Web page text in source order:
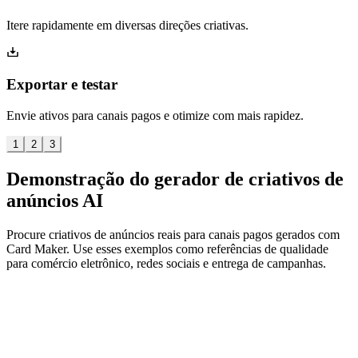
Itere rapidamente em diversas direções criativas.
Exportar e testar
Envie ativos para canais pagos e otimize com mais rapidez.
1 2 3
Demonstração do gerador de criativos de
anúncios AI
Procure criativos de anúncios reais para canais pagos gerados com
Card Maker. Use esses exemplos como referências de qualidade
para comércio eletrônico, redes sociais e entrega de campanhas.